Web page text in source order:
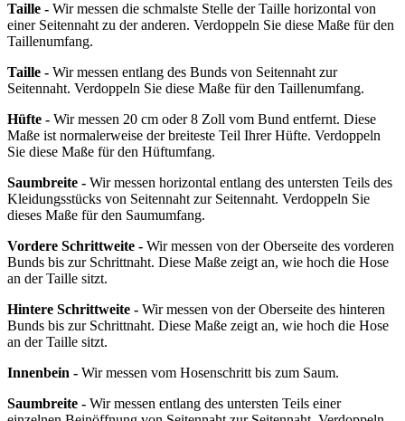
Taille - Wir messen die schmalste Stelle der Taille horizontal von
einer Seitennaht zu der anderen. Verdoppeln Sie diese Maße für den
Taillenumfang.
Taille - Wir messen entlang des Bunds von Seitennaht zur
Seitennaht. Verdoppeln Sie diese Maße für den Taillenumfang.
Hüfte - Wir messen 20 cm oder 8 Zoll vom Bund entfernt. Diese
Maße ist normalerweise der breiteste Teil Ihrer Hüfte. Verdoppeln
Sie diese Maße für den Hüftumfang.
Saumbreite - Wir messen horizontal entlang des untersten Teils des
Kleidungsstücks von Seitennaht zur Seitennaht. Verdoppeln Sie
dieses Maße für den Saumumfang.
Vordere Schrittweite - Wir messen von der Oberseite des vorderen
Bunds bis zur Schrittnaht. Diese Maße zeigt an, wie hoch die Hose
an der Taille sitzt.
Hintere Schrittweite - Wir messen von der Oberseite des hinteren
Bunds bis zur Schrittnaht. Diese Maße zeigt an, wie hoch die Hose
an der Taille sitzt.
Innenbein - Wir messen vom Hosenschritt bis zum Saum.
Saumbreite - Wir messen entlang des untersten Teils einer